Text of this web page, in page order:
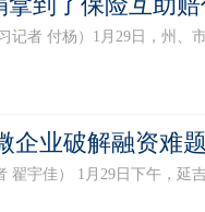
记者 付杨）1月29日，州
企业破解融资难题
翟宇佳） 1月29日下午，